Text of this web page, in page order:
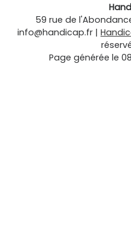
59 rue de
info@handicap.fr |
Page générée le